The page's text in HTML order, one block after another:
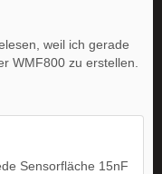
weil ich gerade
WMF800 zu erstellen.
Sensorfläche 15nF